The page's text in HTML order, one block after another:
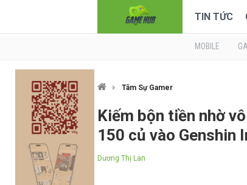
TIN TỨC
MOBILE
Tâm Sự Gamer
Kiếm bộn tiền nhờ
150 củ vào Genshin
Dương Thị Lan